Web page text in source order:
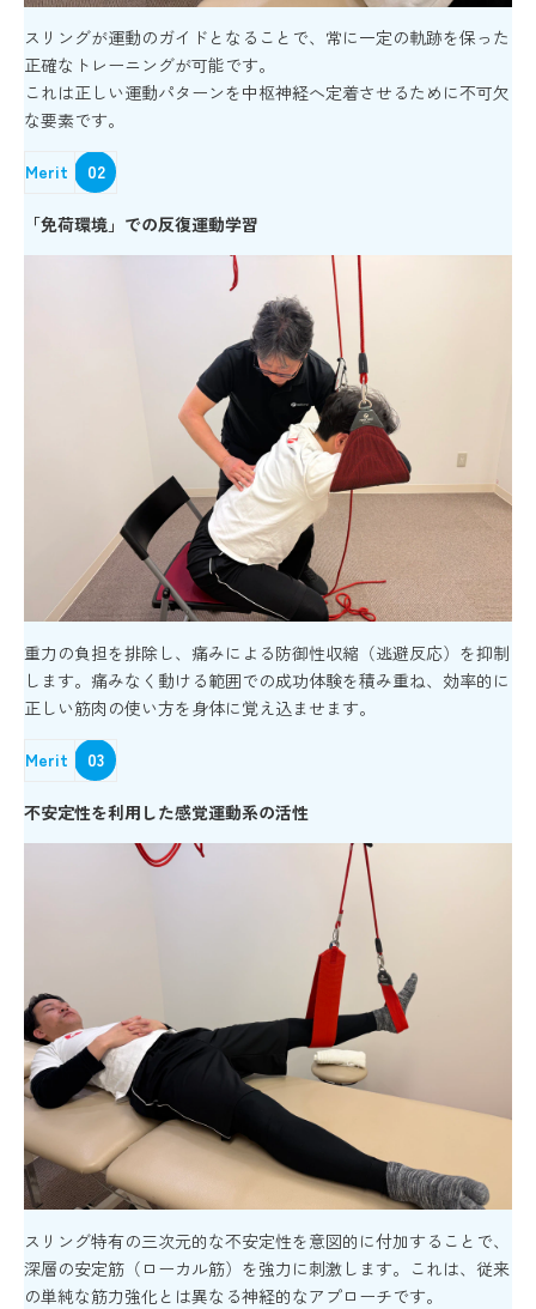
スリングが運動のガイドとなることで、常に一定の軌跡を保った
正確なトレーニングが可能です。
これは正しい運動パターンを中枢神経へ定着させるために不可欠
な要素です。
Merit 02
「免荷環境」での反復運動学習
重力の負担を排除し、痛みによる防御性収縮（逃避反応）を抑制
します。痛みなく動ける範囲での成功体験を積み重ね、効率的に
正しい筋肉の使い方を身体に覚え込ませます。
Merit 03
不安定性を利用した感覚運動系の活性
スリング特有の三次元的な不安定性を意図的に付加することで、
深層の安定筋（ローカル筋）を強力に刺激します。これは、従来
の単純な筋力強化とは異なる神経的なアプローチです。